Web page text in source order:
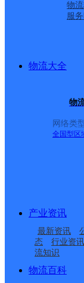
物
服
物流大全
物
网络类
全国型 区
产业资讯
最新资讯
态
行业资讯
流知识
物流百科
寄存点
湖北孝
便民寄存
湖北孝
道便民
湖北孝